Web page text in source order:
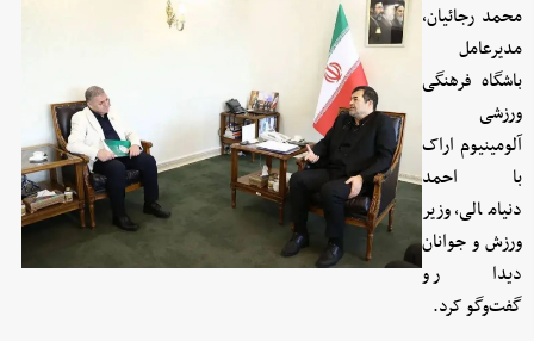
محمد رجائیان،
مدیرعامل
باشگاه فرهنگی
ورزشی
آلومینیوم اراک
با احمد
دنیامالی، وزیر
ورزش و جوانان
دیدار و
گفت‌وگو کرد.